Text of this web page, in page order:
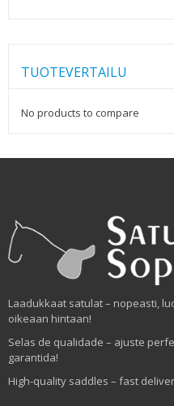
TUOTEVERTAILU
No products to compare
Laadukkaat satulat – nopeasti,
oikeaan hintaan!
Selas de qualidade – ajuste
garantida!
High-quality saddles – fast